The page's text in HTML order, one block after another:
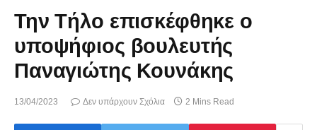
Την Τήλο επισκέφθηκε ο
υποψήφιος βουλευτής
Παναγιώτης Κουνάκης
13/04/2023 Δεν υπάρχουν Σχόλια 2 Mins Read